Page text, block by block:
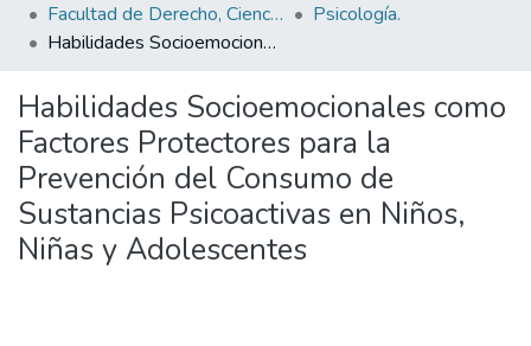
All of DSpace
Facultad de Derecho, Ciencias Políticas y Sociales.
Psicología.
Habilidades Socioemocionales como Factores Protectores para la Prevención del Consumo de Sustancias Psicoactivas en Niños, Niñas y Adolescentes
Habilidades Socioemocionales como
Factores Protectores para la
Prevención del Consumo de
Sustancias Psicoactivas en Niños,
Niñas y Adolescentes